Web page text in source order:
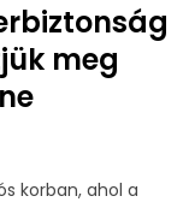
meg